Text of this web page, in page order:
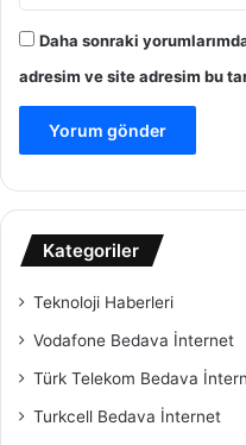
Daha sonraki
adresim ve site adresim bu
Kategoriler
Teknoloji Haberleri
Vodafone Bedava İnternet
Türk Telekom Bedava
Turkcell Bedava İnternet